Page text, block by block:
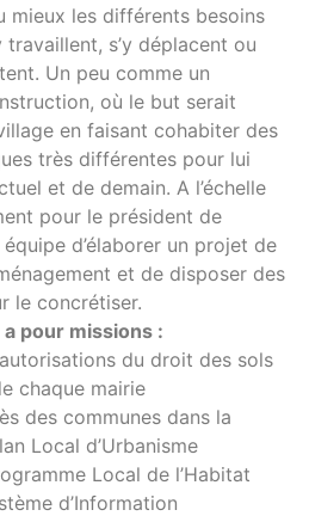
mieux les différents besoins
s’y déplacent ou
Un peu comme un
où le but serait
en faisant cohabiter des
très différentes pour lui
et de demain. A l’échelle
pour le président de
d’élaborer un projet de
et de disposer des
le concrétiser.
pour missions :
du droit des sols
chaque mairie
des communes dans la
Local d’Urbanisme
Local de l’Habitat
d’Information